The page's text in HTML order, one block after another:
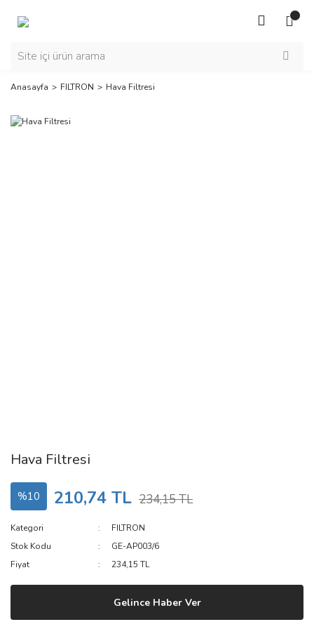
Anasayfa FILTRON Hava Filtresi
Hava Filtresi
%10 210,74 TL 234,15 TL
Kategori
FILTRON
Stok Kodu
GE-AP003/6
Fiyat
234,15 TL
Gelince Haber Ver